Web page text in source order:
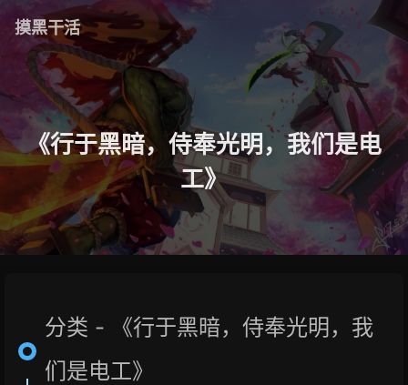
摸黑干活
《行于黑暗，侍奉光明，我们是电
工》
分类 - 《行于黑暗，侍奉光明，我
们是电工》